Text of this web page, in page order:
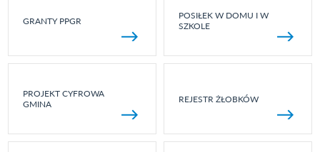
GRANTY PPGR
POSIŁEK W DOMU I W
SZKOLE
PROJEKT CYFROWA
GMINA
REJESTR ŻŁOBKÓW